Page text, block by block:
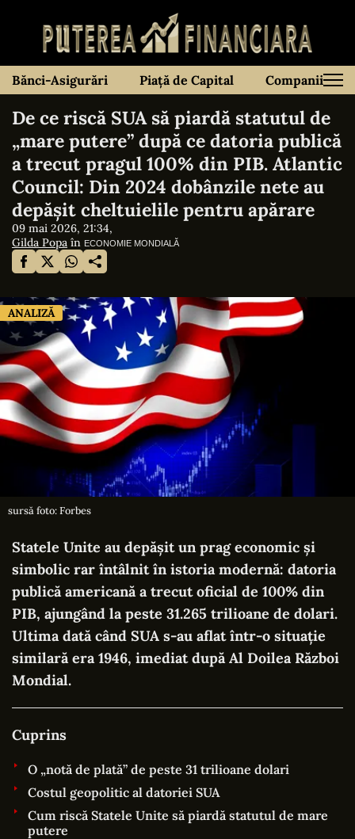
Bănci-Asigurări Piață de Capital Companii
De ce riscă SUA să piardă statutul de
„mare putere” după ce datoria publică
a trecut pragul 100% din PIB. Atlantic
Council: Din 2024 dobânzile nete au
depășit cheltuielile pentru apărare
09 mai 2026, 21:34,
Gilda Popa în ECONOMIE MONDIALĂ
ANALIZĂ
sursă foto: Forbes
Statele Unite au depășit un prag economic și
simbolic rar întâlnit în istoria modernă: datoria
publică americană a trecut oficial de 100% din
PIB, ajungând la peste 31.265 trilioane de dolari.
Ultima dată când SUA s-au aflat într-o situație
similară era 1946, imediat după Al Doilea Război
Mondial.
Cuprins
O „notă de plată” de peste 31 trilioane dolari
Costul geopolitic al datoriei SUA
Cum riscă Statele Unite să piardă statutul de mare
putere